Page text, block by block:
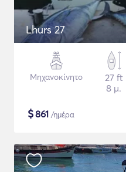
Lhurs 27
Μηχανοκίνητο
27 ft
8 μ.
$861 /ημέρα